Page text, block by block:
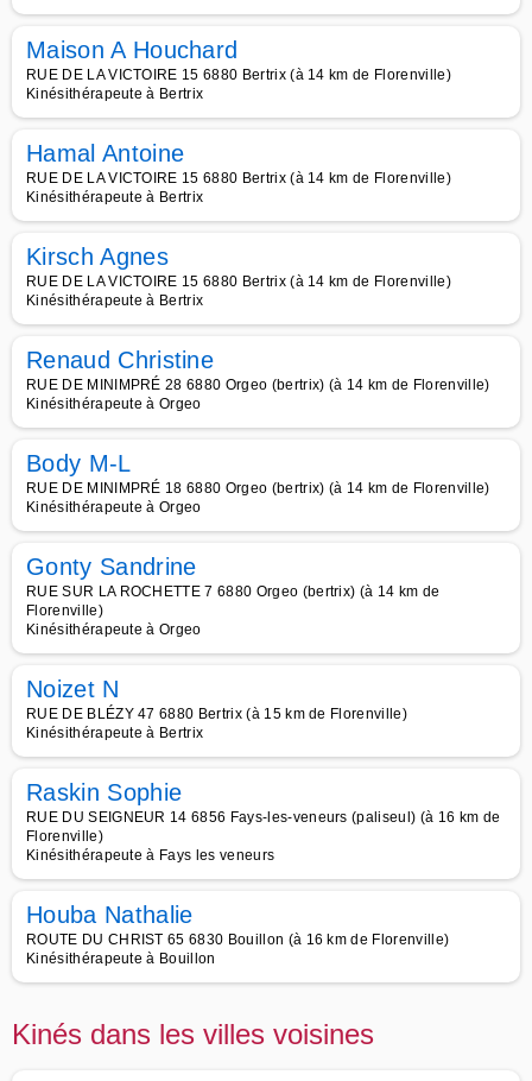
Maison A Houchard
RUE DE LA VICTOIRE 15 6880 Bertrix (à 14 km de Florenville)
Kinésithérapeute à Bertrix
Hamal Antoine
RUE DE LA VICTOIRE 15 6880 Bertrix (à 14 km de Florenville)
Kinésithérapeute à Bertrix
Kirsch Agnes
RUE DE LA VICTOIRE 15 6880 Bertrix (à 14 km de Florenville)
Kinésithérapeute à Bertrix
Renaud Christine
RUE DE MINIMPRÉ 28 6880 Orgeo (bertrix) (à 14 km de Florenville)
Kinésithérapeute à Orgeo
Body M-L
RUE DE MINIMPRÉ 18 6880 Orgeo (bertrix) (à 14 km de Florenville)
Kinésithérapeute à Orgeo
Gonty Sandrine
RUE SUR LA ROCHETTE 7 6880 Orgeo (bertrix) (à 14 km de
Florenville)
Kinésithérapeute à Orgeo
Noizet N
RUE DE BLÉZY 47 6880 Bertrix (à 15 km de Florenville)
Kinésithérapeute à Bertrix
Raskin Sophie
RUE DU SEIGNEUR 14 6856 Fays-les-veneurs (paliseul) (à 16 km de
Florenville)
Kinésithérapeute à Fays les veneurs
Houba Nathalie
ROUTE DU CHRIST 65 6830 Bouillon (à 16 km de Florenville)
Kinésithérapeute à Bouillon
Kinés dans les villes voisines